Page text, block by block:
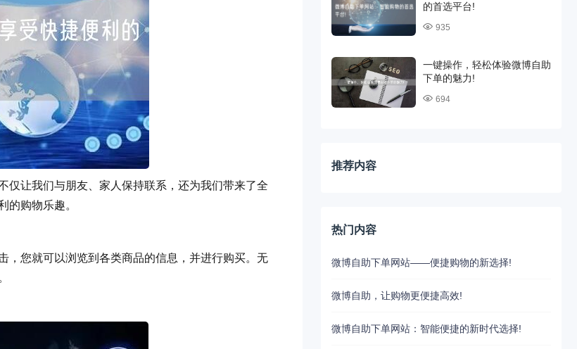
我们与朋友、家人保持联系，还为我们带来了全
购物乐趣。
您就可以浏览到各类商品的信息，并进行购买。无
的首选平台!
935
一键操作，轻松体验微博自助
下单的魅力!
694
推荐内容
热门内容
微博自助下单网站——便捷购物的新选择!
微博自助，让购物更便捷高效!
微博自助下单网站：智能便捷的新时代选择!